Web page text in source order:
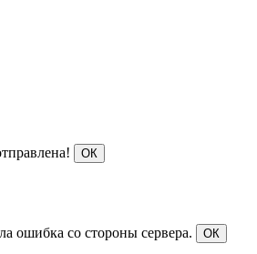
ОК
ошибка со стороны сервера. ОК